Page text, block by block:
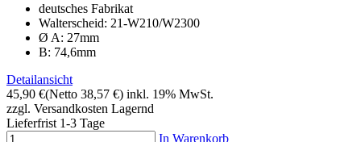
deutsches Fabrikat
Walterscheid: 21-W210/W2300
Ø A: 27mm
B: 74,6mm
Detailansicht
45,90 €(Netto 38,57 €) inkl. 19% MwSt.
zzgl. Versandkosten Lagernd
Lieferfrist 1-3 Tage
In Warenkorb